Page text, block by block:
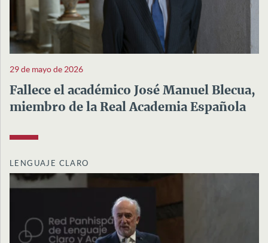
29 de mayo de 2026
Fallece el académico José Manuel Blecua,
miembro de la Real Academia Española
LENGUAJE CLARO